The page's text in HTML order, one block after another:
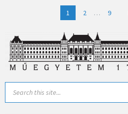
1 2 … 9